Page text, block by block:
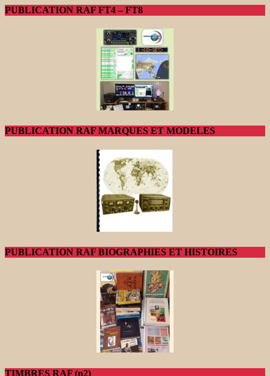
PUBLICATION RAF FT4 – FT8
PUBLICATION RAF MARQUES ET MODELES
PUBLICATION RAF BIOGRAPHIES ET HISTOIRES
TIMBRES RAF (n2)